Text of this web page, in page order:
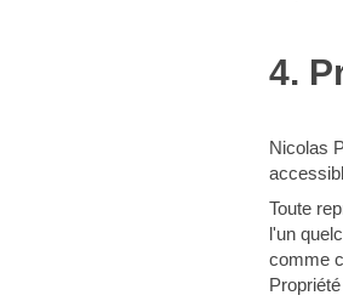
4.
Nicolas
Toute
l'un
comme